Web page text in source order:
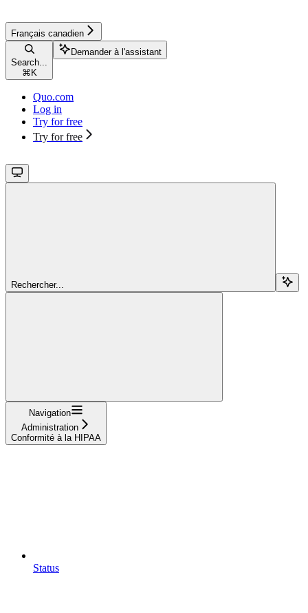
Français canadien
Search...
⌘ K
Demander à l'assistant
Quo.com
Log in
Try for free
Try for free
Rechercher...
Navigation
Administration
Conformité à la HIPAA
Status